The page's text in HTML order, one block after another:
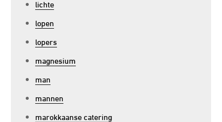
lichte
lopen
lopers
magnesium
man
mannen
marokkaanse catering